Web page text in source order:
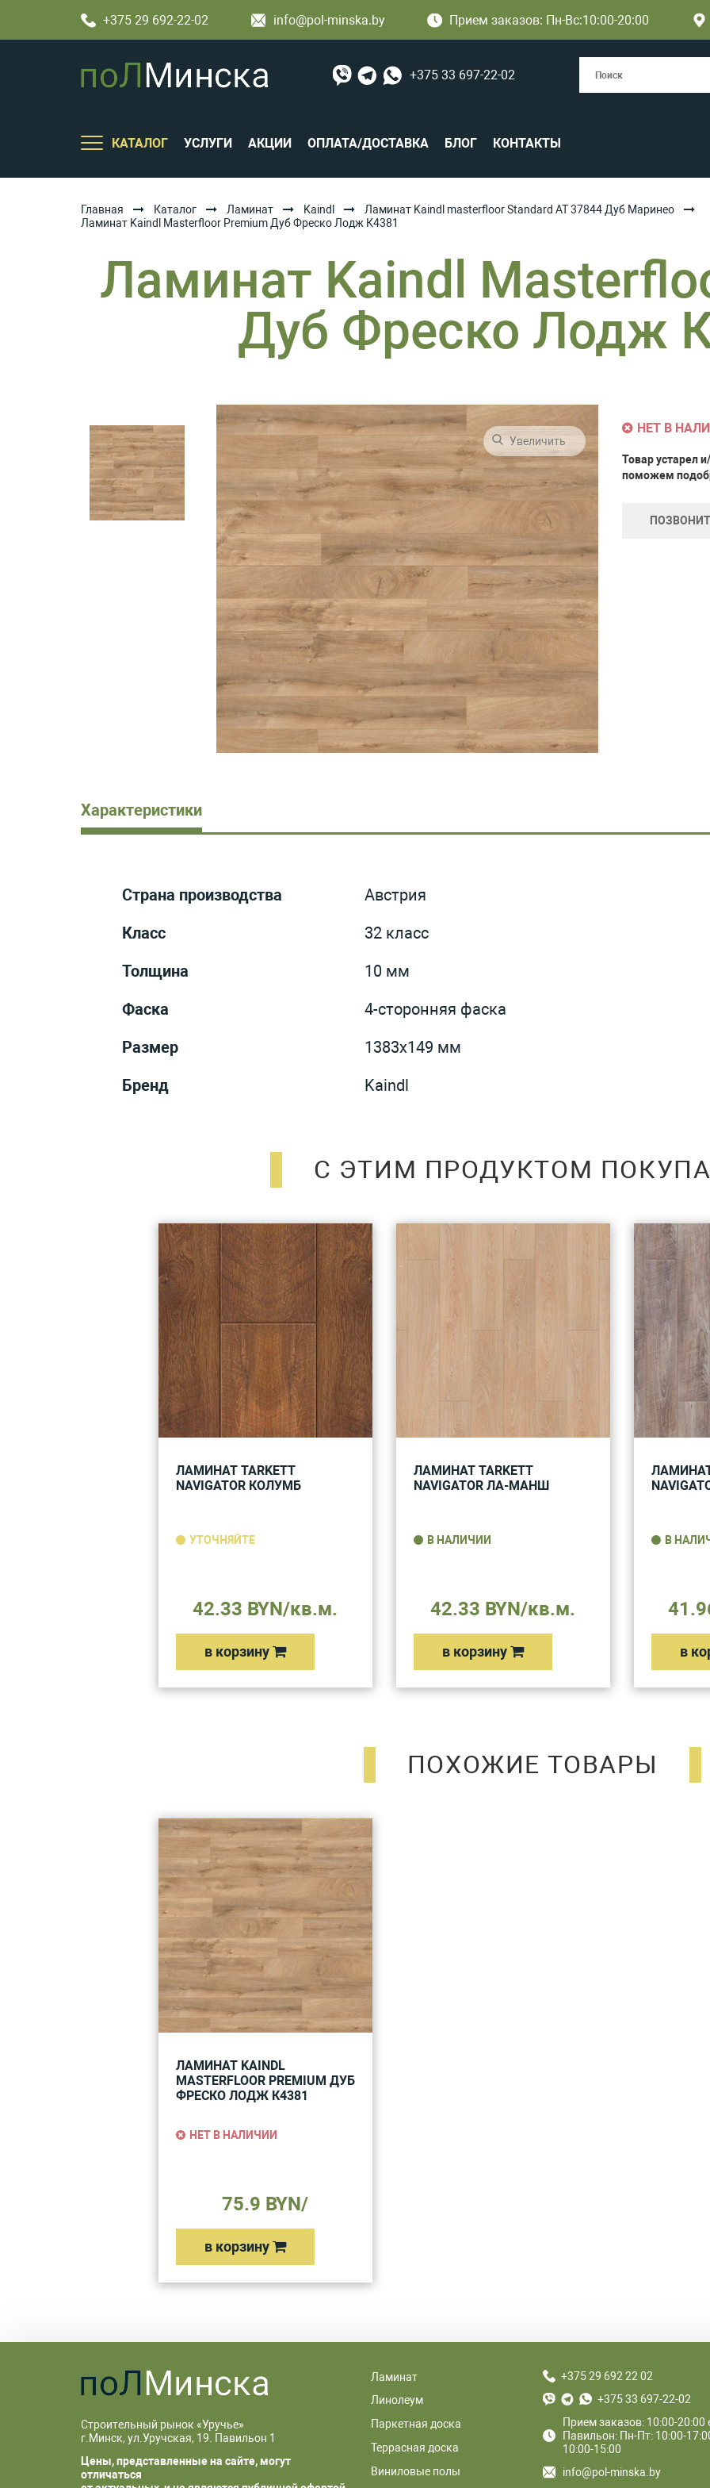
+375 29 692-22-02 info@pol-minska.by Прием заказов: Пн-Вс:10:00-20:00
+375 33 697-22-02
КАТАЛОГ УСЛУГИ АКЦИИ ОПЛАТА/ДОСТАВКА БЛОГ КОНТАКТЫ
Главная Каталог Ламинат Kaindl
Ламинат Kaindl masterfloor Standard AT 37844 Дуб Маринео
Ламинат Kaindl Мasterfloor Premium Дуб Фреско Лодж К4381
Ламинат Kaindl
Дуб Фреско Лодж
Увеличить
НЕТ В
Товар устарел
поможем
Характеристики
Страна производства
Австрия
Класс
32 класс
Толщина
10 мм
Фаска
4-сторонняя фаска
Размер
1383х149 мм
Бренд
Kaindl
С ЭТИМ ПРОДУКТОМ
ЛАМИНАТ TARKETT
NAVIGATOR КОЛУМБ
УТОЧНЯЙТЕ
42.33 BYN/кв.м.
в корзину
ЛАМИНАТ TARKETT
NAVIGATOR ЛА-МАНШ
В НАЛИЧИИ
42.33 BYN/кв.м.
в корзину
ЛАМИНАТ
В
в
ПОХОЖИЕ ТОВАРЫ
ЛАМИНАТ KAINDL
МASTERFLOOR PREMIUM ДУБ
ФРЕСКО ЛОДЖ К4381
НЕТ В НАЛИЧИИ
75.9 BYN/
в корзину
Строительный рынок «Уручье»
г.Минск, ул.Уручская, 19. Павильон 1
Цены, представленные на сайте, могут
отличаться
Ламинат
Линолеум
Паркетная доска
Террасная доска
Виниловые полы
+375 29 692 22 02
+375 33 697-22-02
Прием заказов: 10:00-20:00
Павильон: Пн-Пт: 10:00-
10:00-15:00
info@pol-minska.by